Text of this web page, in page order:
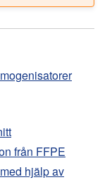
från FFPE
hjälp av